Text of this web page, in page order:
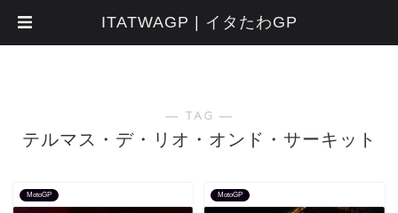
― TAG ―
テルマス・デ・リオ・オンド・サーキット
MotoGP MotoGP
ITATWAGP | イタたわGP